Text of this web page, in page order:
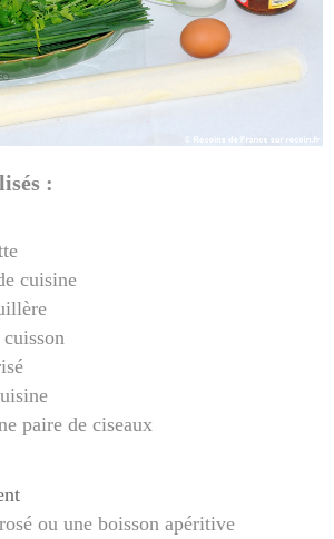
:
cuisine
paire de ciseaux
ou une boisson apéritive